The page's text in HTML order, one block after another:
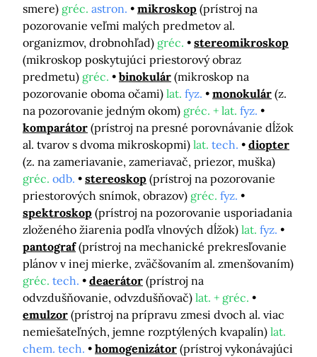
smere) gréc. astron. mikroskop (prístroj na
pozorovanie veľmi malých predmetov al.
organizmov, drobnohľad) gréc.
stereomikroskop
(mikroskop poskytujúci priestorový obraz
predmetu) gréc. binokulár (mikroskop na
pozorovanie oboma očami) lat. fyz. monokulár (z.
na pozorovanie jedným okom) gréc. + lat. fyz.
komparátor (prístroj na presné porovnávanie dĺžok
al. tvarov s dvoma mikroskopmi) lat. tech.
diopter
(z. na zameriavanie, zameriavač, priezor, muška)
gréc. odb. stereoskop (prístroj na pozorovanie
priestorových snímok, obrazov) gréc. fyz.
spektroskop (prístroj na pozorovanie usporiadania
zloženého žiarenia podľa vlnových dĺžok) lat. fyz.
pantograf (prístroj na mechanické prekresľovanie
plánov v inej mierke, zväčšovaním al. zmenšovaním)
gréc. tech. deaerátor (prístroj na
odvzdušňovanie, odvzdušňovač) lat. + gréc.
emulzor (prístroj na prípravu zmesi dvoch al. viac
nemiešateľných, jemne rozptýlených kvapalín) lat.
chem. tech.
homogenizátor (prístroj vykonávajúci